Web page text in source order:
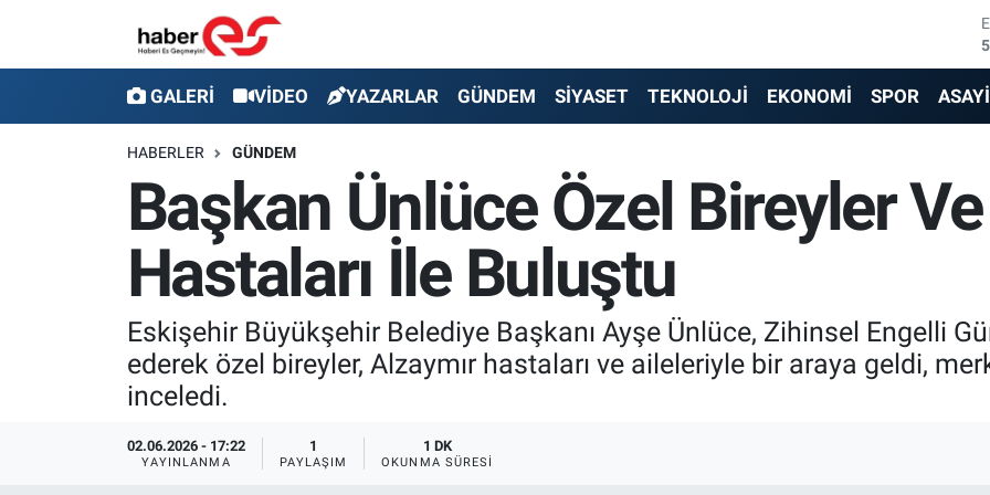
GALERİ VİDEO YAZARLAR GÜNDEM SİYASET TEKNOLOJİ EKONOMİ SPOR
HABERLER GÜNDEM
Başkan Ünlüce Özel Bireyler
Hastaları İle Buluştu
Eskişehir Büyükşehir Belediye Başkanı Ayşe Ünlüce, Zihinsel Engelli
ederek özel bireyler, Alzaymır hastaları ve aileleriyle bir araya geldi,
inceledi.
02.06.2026 - 17:22
YAYINLANMA
1
PAYLAŞIM
1 DK
OKUNMA SÜRESI
YAZARLAR
GÜNDEM
TEKNOLOJİ
Eskişehir Nöbetçi Eczaneler
Eskişehir Hava Durumu
Eskişehir Trafik Yoğunluk Haritası
Süper Lig Puan Durumu ve Fikstür
Son Dakika Haberleri